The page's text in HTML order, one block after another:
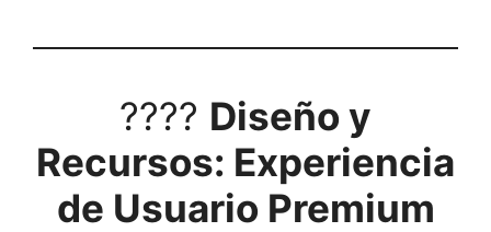
???? Diseño y
Recursos: Experiencia
de Usuario Premium